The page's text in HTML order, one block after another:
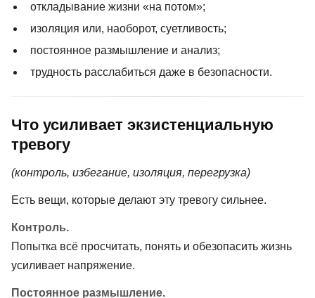
откладывание жизни «на потом»;
изоляция или, наоборот, суетливость;
постоянное размышление и анализ;
трудность расслабиться даже в безопасности.
Что усиливает экзистенциальную
тревогу
(контроль, избегание, изоляция, перегрузка)
Есть вещи, которые делают эту тревогу сильнее.
Контроль.
Попытка всё просчитать, понять и обезопасить жизнь
усиливает напряжение.
Постоянное размышление.